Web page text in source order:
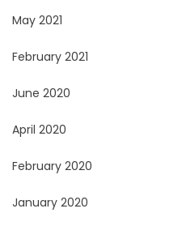
May 2021
February 2021
June 2020
April 2020
February 2020
January 2020